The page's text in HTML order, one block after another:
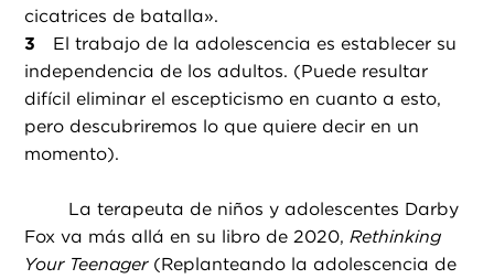
cicatrices de batalla».
El trabajo de la adolescencia es establecer su
independencia de los adultos. (Puede resultar
difícil eliminar el escepticismo en cuanto a esto,
pero descubriremos lo que quiere decir en un
momento).
La terapeuta de niños y adolescentes Darby
Fox va más allá en su libro de 2020,Rethinking
Your Teenager (Replanteando la adolescencia de